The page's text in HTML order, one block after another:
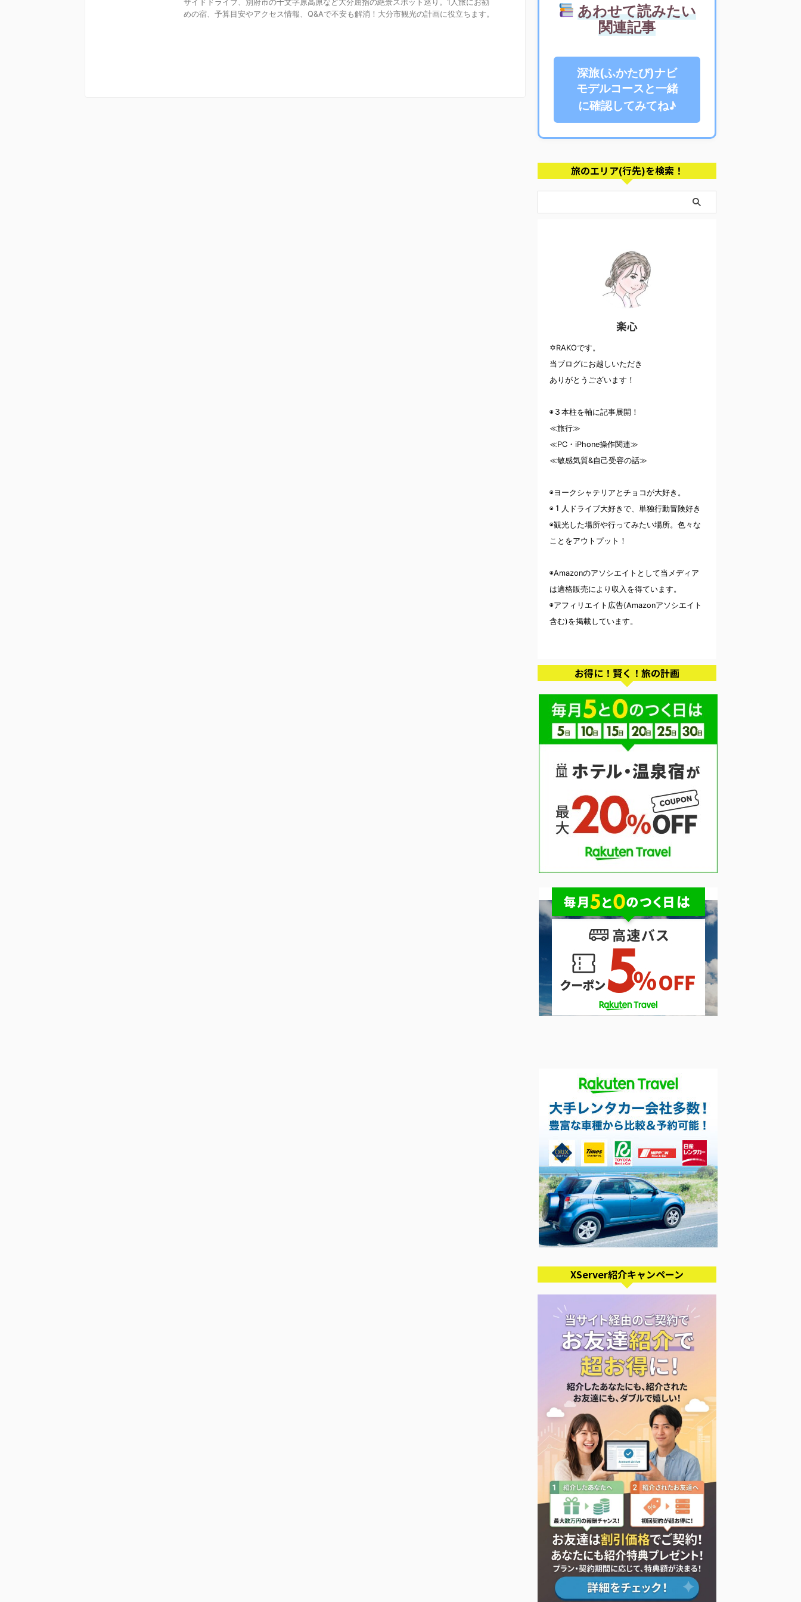
めの宿、予算目安やアクセス情報、Q&Aで不安も解消！大分市観光の計画に役立ちます。
あわせて読みたい
関連記事
深旅(ふかたび)ナビ
モデルコースと一緒
に確認してみてね♪
旅のエリア(行先)を検索！
楽心
✡RAKOです。
当ブログにお越しいただき
ありがとうございます！
◉３本柱を軸に記事展開！
≪旅行≫
≪PC・iPhone操作関連≫
≪敏感気質&自己受容の話≫
◉ヨークシャテリアとチョコが大好き。
◉１人ドライブ大好きで、単独行動冒険好き
◉観光した場所や行ってみたい場所。色々な
ことをアウトプット！
◉Amazonのアソシエイトとして当メディア
は適格販売により収入を得ています。
◉アフィリエイト広告(Amazonアソシエイト
含む)を掲載しています。
お得に！賢く！旅の計画
XServer紹介キャンペーン